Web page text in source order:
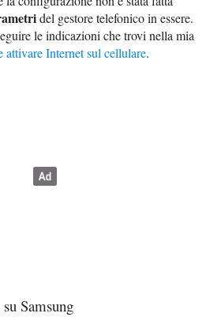
del gestore telefonico in essere.
le indicazioni che trovi nella mia
attivare Internet sul cellulare.
Samsung